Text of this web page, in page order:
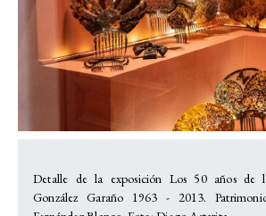
Detalle de la exposición Los 50 años de
González Garaño 1963 - 2013.